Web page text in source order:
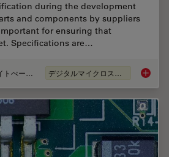
during the development
and components by suppliers
for ensuring that
Specifications are…
ホワイトぺーパー デジタルマイクロスコープ